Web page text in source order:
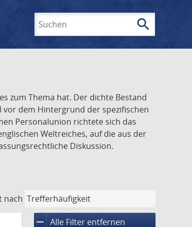
search
zum Thema hat. Der dichte Bestand
vor dem Hintergrund der spezifischen
Personalunion richtete sich das
Weltreiches, auf die aus der
Diskussion.
nach
remove Alle Filter entfernen